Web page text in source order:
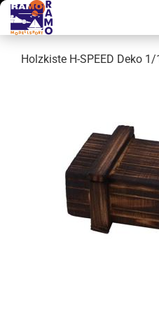
Holzkiste H-SPEED Deko 1/